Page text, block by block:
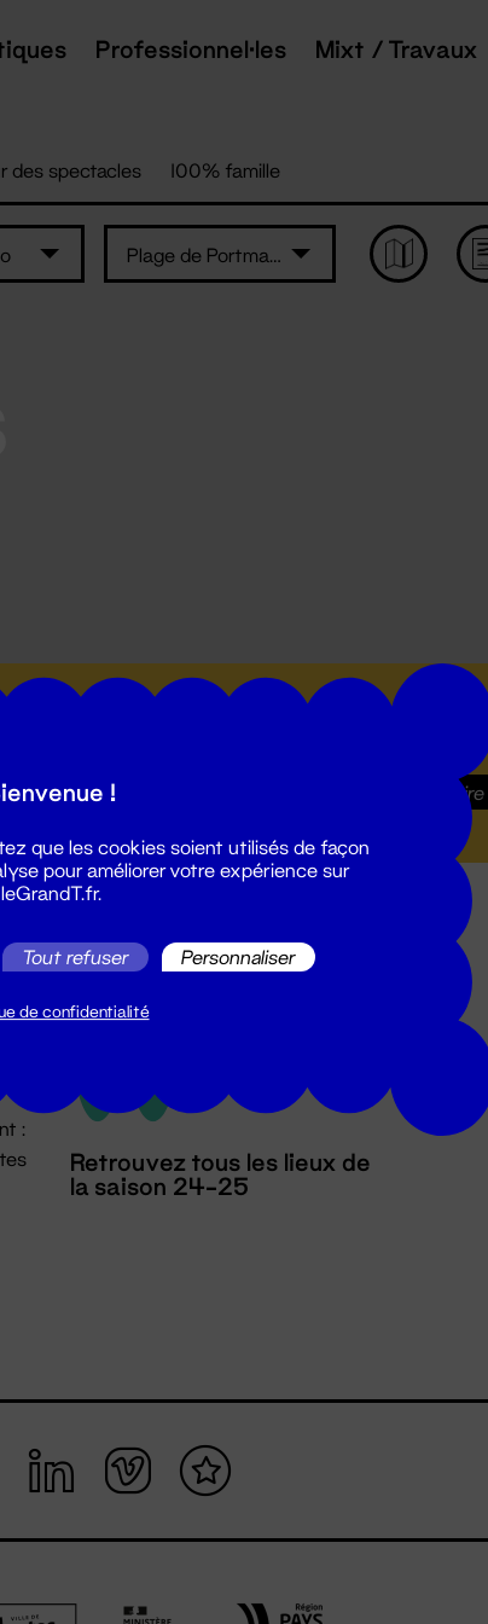
Professionnel·les Mixt / Travaux
des spectacles 100% famille
Plage de Portmain - Pornic
S'inscrire
:
Retrouvez tous les lieux de
la saison 24-25
!
que les cookies soient utilisés de façon
pour améliorer votre expérience sur
leGrandT.fr.
Tout refuser Personnaliser
de confidentialité